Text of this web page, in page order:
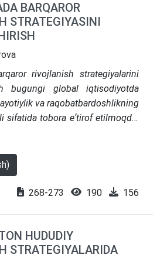
BARQAROR
STRATEGIYASINI
rivojlanish strategiyalarini
bugungi global iqtisodiyotda
va raqobatbardoshlikning
sifatida tobora eʼtirof etilmoqda.
korporativ strategiyalarga
oʻrganadi va korxonalar
va iqtisodiy samaradorlikni
oshirish bilan birga ekologik
tahlil qilish orqali tadqiqot
osonlashtiradigan ilgʻor
268-273 190 156
HUDUDIY
STRATEGIYALARIDA